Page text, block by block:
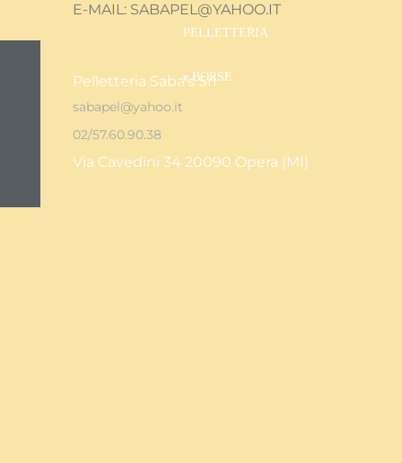
Pelletteria Saba's Srl
Via Cavedini 34 20090 Opera (MI)
sabapel@yahoo.it
02/57.60.90.38
PELLETTERIA
e BORSE
E-MAIL: SABAPEL@YAHOO.IT